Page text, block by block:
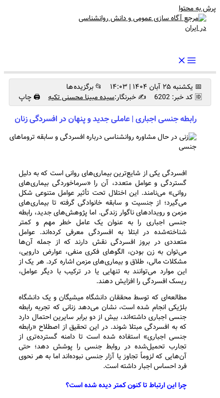
پرش به محتوا
📅 یکشنبه ۲۵ آبان ۱۴۰۴ | ۱۴:۰۳
📂 برگزیده ها
🆔 کد خبر: 6202
✍️ خبرنگار:سیده مبینا محسنی تکیه 🖨 چاپ
رابطه جنسی اجباری | عاملی جدید و پنهان در افسردگی زنان
افسردگی یکی از شایع‌ترین بیماری‌های روانی است که به دلیل
گستردگی و عوامل متعدد، آن را «سرماخوردگی بیماری‌های
روانی» می‌نامند. این اختلال تحت تأثیر عوامل متنوعی شکل
می‌گیرد؛ از جنسیت و سابقه خانوادگی گرفته تا بیماری‌های
مزمن و رویدادهای ناگوار زندگی. اما پژوهش‌های جدید، رابطه
جنسی اجباری را به عنوان یک عامل خطر مهم و کمتر
شناخته‌شده در ابتلا به افسردگی معرفی کرده‌اند. عوامل
متعددی در بروز افسردگی نقش دارند که از جمله آن‌ها
می‌توان به زن بودن، الگوهای فکری منفی، عوارض دارویی،
مشکلات مالی، طلاق و بیماری‌های مزمن اشاره کرد. هر یک از
این موارد می‌توانند به تنهایی یا در ترکیب با دیگر عوامل،
ریسک افسردگی را افزایش دهند.
مطالعه‌ای که توسط محققان دانشگاه میشیگان و یک دانشگاه
بلژیکی انجام شده است، نشان می‌دهد زنانی که تجربه رابطه
جنسی اجباری داشته‌اند، بیش از دو برابر سایرین احتمال دارد
که به افسردگی مبتلا شوند. در این تحقیق از اصطلاح «رابطه
جنسی اجباری» استفاده شده است تا دامنه گسترده‌تری از
تجارب تحمیل‌شده در روابط جنسی را پوشش دهد؛ حتی
آن‌هایی که لزوماً تجاوز یا آزار جنسی نبوده‌اند اما به هر نحوی
فرد احساس اجبار داشته است.
چرا این ارتباط تا کنون کمتر دیده شده است؟